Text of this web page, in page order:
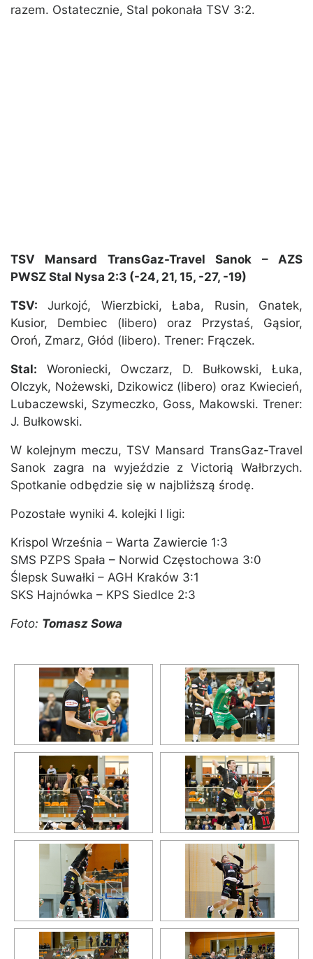
razem. Ostatecznie, Stal pokonała TSV 3:2.
TSV Mansard TransGaz-Travel Sanok – AZS
PWSZ Stal Nysa 2:3 (-24, 21, 15, -27, -19)
TSV: Jurkojć, Wierzbicki, Łaba, Rusin, Gnatek,
Kusior, Dembiec (libero) oraz Przystaś, Gąsior,
Oroń, Zmarz, Głód (libero). Trener: Frączek.
Stal: Woroniecki, Owczarz, D. Bułkowski, Łuka,
Olczyk, Nożewski, Dzikowicz (libero) oraz Kwiecień,
Lubaczewski, Szymeczko, Goss, Makowski. Trener:
J. Bułkowski.
W kolejnym meczu, TSV Mansard TransGaz-Travel
Sanok zagra na wyjeździe z Victorią Wałbrzych.
Spotkanie odbędzie się w najbliższą środę.
Pozostałe wyniki 4. kolejki I ligi:
Krispol Września – Warta Zawiercie 1:3
SMS PZPS Spała – Norwid Częstochowa 3:0
Ślepsk Suwałki – AGH Kraków 3:1
SKS Hajnówka – KPS Siedlce 2:3
Foto: Tomasz Sowa